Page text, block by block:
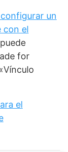
configurar un
con el
for
el